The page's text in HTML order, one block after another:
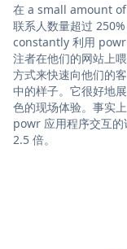
在 a small amount
联系人数量超过
constantly 利用 powr
注者在他们的网站上
方式来快速向他们的
中的样子。它很好地
色的现场体验。事实
powr 应用程序交互的
2.5 倍。